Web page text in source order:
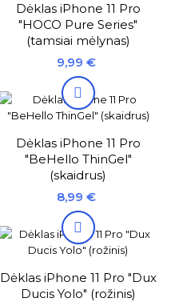
Dėklas iPhone 11 Pro
"HOCO Pure Series"
(tamsiai mėlynas)
Kaina
9,99 €

Dėklas iPhone 11 Pro
"BeHello ThinGel"
(skaidrus)
Kaina
8,99 €

Dėklas iPhone 11 Pro "Dux
Ducis Yolo" (rožinis)